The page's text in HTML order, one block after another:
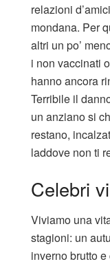
relazioni
mondana. Per
altri un po’
i non vaccinati
hanno ancora
Terribile il
un anziano si
restano,
laddove non ti
Celebri
Viviamo una
stagioni: un
inverno brutto